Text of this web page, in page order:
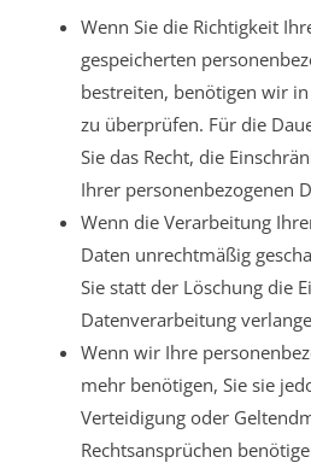
Wenn Sie die Richtigkeit
gespeicherten
bestreiten, benötigen wir
zu überprüfen. Für die
Sie das Recht, die
Ihrer personenbezogenen
Wenn die Verarbeitung
Daten unrechtmäßig
Sie statt der Löschung die
Datenverarbeitung
Wenn wir Ihre
mehr benötigen, Sie sie
Verteidigung oder
Rechtsansprüchen